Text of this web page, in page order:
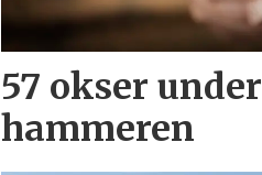
57 okser under
hammeren